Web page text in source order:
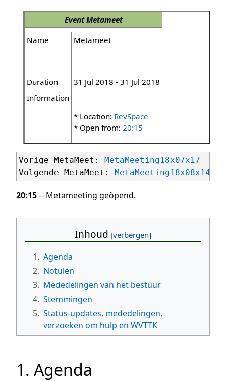
EventMetameet
Name
Metameet
Duration
31 Jul 2018 - 31 Jul 2018
Information
* Location: RevSpace
* Open from: 20:15
Vorige MetaMeet:
MetaMeeting18x07x17
Volgende MetaMeet:
MetaMeeting18x08x14
20:15-- Metameeting geöpend.
Inhoud
1. Agenda
2. Notulen
3. Mededelingen van het bestuur
4. Stemmingen
5. Status-updates, mededelingen,
verzoeken om hulp en WVTTK
1. Agenda